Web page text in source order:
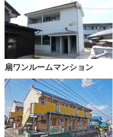
扇ワンルームマンション